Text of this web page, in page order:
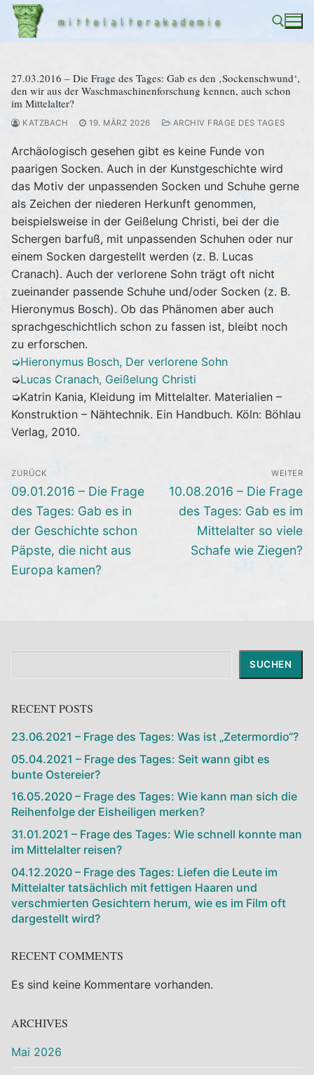
Zum
Inhalt
Suchen nach:
27.03.2016 – Die Frage des Tages: Gab es den ‚Sockenschwund‘,
den wir aus der Waschmaschinenforschung kennen, auch schon
im Mittelalter?
KATZBACH 19. MÄRZ 2026 ARCHIV FRAGE DES TAGES
Archäologisch gesehen gibt es keine Funde von
paarigen Socken. Auch in der Kunstgeschichte wird
das Motiv der unpassenden Socken und Schuhe gerne
als Zeichen der niederen Herkunft genommen,
beispielsweise in der Geißelung Christi, bei der die
Schergen barfuß, mit unpassenden Schuhen oder nur
einem Socken dargestellt werden (z. B. Lucas
Cranach). Auch der verlorene Sohn trägt oft nicht
zueinander passende Schuhe und/oder Socken (z. B.
Hieronymus Bosch). Ob das Phänomen aber auch
sprachgeschichtlich schon zu fassen ist, bleibt noch
zu erforschen.
➭Hieronymus Bosch, Der verlorene Sohn
➭Lucas Cranach, Geißelung Christi
➭Katrin Kania, Kleidung im Mittelalter. Materialien –
Konstruktion – Nähtechnik. Ein Handbuch. Köln: Böhlau
Verlag, 2010.
Beitragsnavigation
ZURÜCK
Vorheriger
Beitrag:
09.01.2016 – Die Frage
des Tages: Gab es in
der Geschichte schon
Päpste, die nicht aus
Europa kamen?
WEITER
Nächster
Beitrag:
10.08.2016 – Die Frage
des Tages: Gab es im
Mittelalter so viele
Schafe wie Ziegen?
SUCHEN
RECENT POSTS
23.06.2021 – Frage des Tages: Was ist „Zetermordio“?
05.04.2021 – Frage des Tages: Seit wann gibt es
bunte Ostereier?
16.05.2020 – Frage des Tages: Wie kann man sich die
Reihenfolge der Eisheiligen merken?
31.01.2021 – Frage des Tages: Wie schnell konnte man
im Mittelalter reisen?
04.12.2020 – Frage des Tages: Liefen die Leute im
Mittelalter tatsächlich mit fettigen Haaren und
verschmierten Gesichtern herum, wie es im Film oft
dargestellt wird?
RECENT COMMENTS
Es sind keine Kommentare vorhanden.
ARCHIVES
Mai 2026